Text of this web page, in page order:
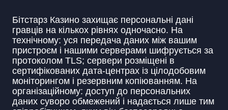
Бітстарз Казино захищає персональні дані
гравців на кількох рівнях одночасно. На
технічному: уся передача даних між вашим
пристроєм і нашими серверами шифрується за
протоколом TLS; сервери розміщені в
сертифікованих дата-центрах із цілодобовим
моніторингом і резервним копіюванням. На
організаційному: доступ до персональних
даних суворо обмежений і надається лише тим